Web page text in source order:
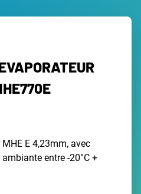
E 4,23mm, avec
entre -20°C +